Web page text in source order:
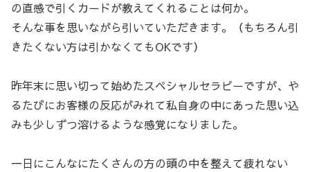
の直感で引くカードが教えてくれることは何か。
そんな事を思いながら引いていただきます。（もちろん引
きたくない方は引かなくてもOKです）
昨年末に思い切って始めたスペシャルセラピーですが、や
るたびにお客様の反応がみれて私自身の中にあった思い込
みも少しずつ溶けるような感覚になりました。
一日にこんなにたくさんの方の頭の中を整えて疲れない